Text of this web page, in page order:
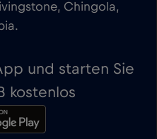
Chingola,
und starten Sie
kostenlos